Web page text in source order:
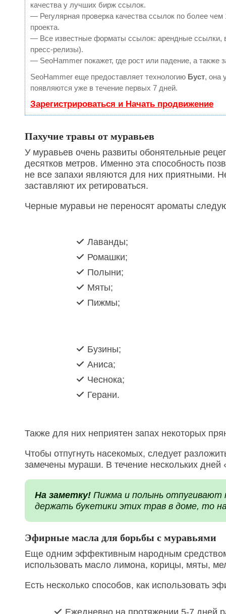
качества у лучших бирж ссылок.
— Регулярная проверка качества ссылок по более
проекта.
— Все известные форматы ссылок: арендные ссылки,
пресс-релизы).
— SeoHammer покажет, где рост или падение, а также
SeoHammer еще предоставляет технологию Буст, она
появляются уже в течение первых 7 дней.
Зарегистрироваться и Начать продвижение
Пахучие травы от муравьев
У муравьев очень развиты обонятельные
десятков метров. Именно эта способность
не все запахи являются для них приятными.
заставляют их ретироваться.
Черные муравьи не переносят ароматы
Лаванды;
Ромашки;
Полыни;
Мяты;
Пижмы;
Бузины;
Аниса;
Чеснока;
Герани.
Также для них неприятен запах некоторых
Чтобы отпугнуть насекомых, следует
замечены мураши. В течение нескольких
На заметку! Пижма и полынь отпугивают
держать букетики этих трав в доме, то
Эфирные масла для борьбы с муравьями
Еще одним эффективным народным
использовать масло лимона, корицы, мяты,
Есть несколько способов, как использовать
Ежедневно на протяжении 5-7 дней